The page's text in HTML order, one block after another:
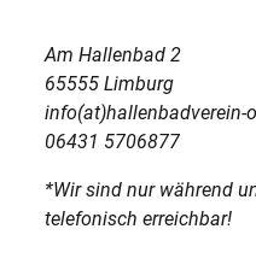
Am Hallenbad 2
65555 Limburg
info(at)hallenbadverein-
06431 5706877
*Wir sind nur während
telefonisch erreichbar!